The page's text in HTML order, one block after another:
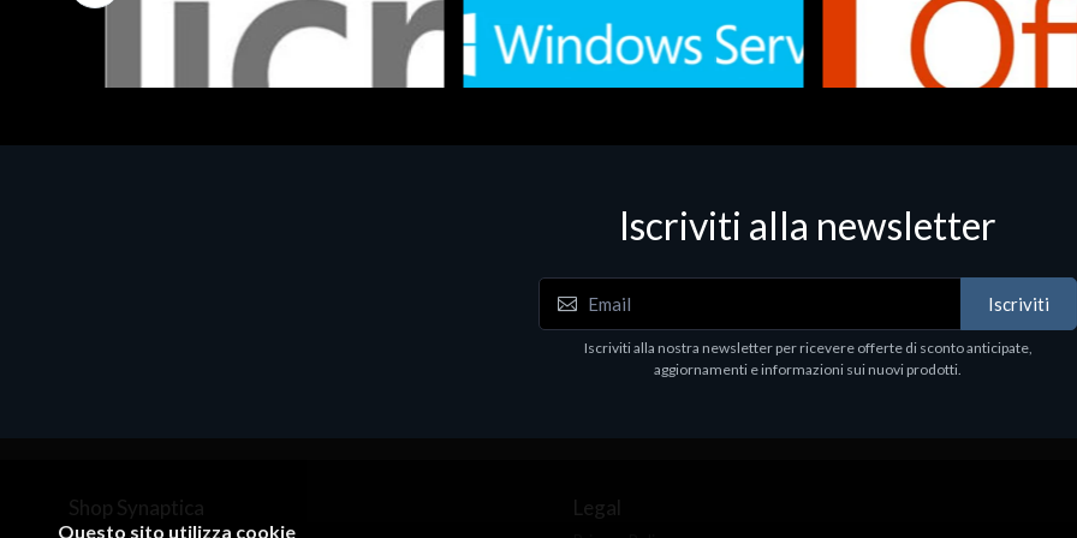
Software - Office Productivity Software - Office Productivity
Iscriviti alla newsletter
Iscriviti
Iscriviti alla nostra newsletter per ricevere offerte di sconto anticipate,
aggiornamenti e informazioni sui nuovi prodotti.
Shop Synaptica Legal
Questo sito utilizza cookie